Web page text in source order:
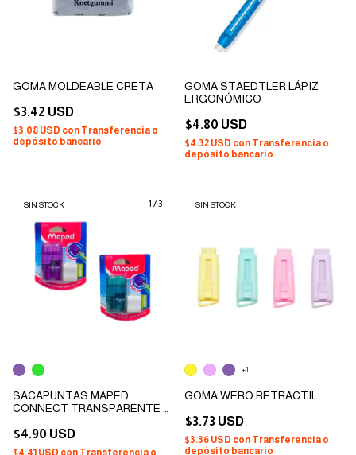
GOMA MOLDEABLE CRETA
$3.42 USD
$3.08 USD con Transferencia o
depósito bancario
GOMA STAEDTLER LÁPIZ
ERGONÓMICO
$4.80 USD
$4.32 USD con Transferencia o
depósito bancario
1 /3
SIN STOCK
SACAPUNTAS MAPED
CONNECT TRANSPARENTE +
$4.90 USD
$4.41 USD con Transferencia o
SIN STOCK
GOMA WERO RETRACTIL
$3.73 USD
$3.36 USD con Transferencia o
depósito bancario
+1